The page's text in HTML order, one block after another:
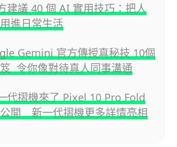
建議 40 個 AI 實用技巧：把人
進日常生活
Gemini 官方傳授真秘技 10個
令你像對待真人同事溝通
代摺機來了 Pixel 10 Pro Fold
開 新一代摺機更多詳情亮相